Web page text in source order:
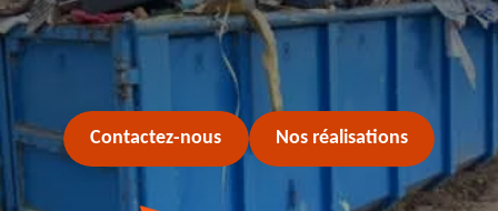
Contactez-nous Nos réalisations